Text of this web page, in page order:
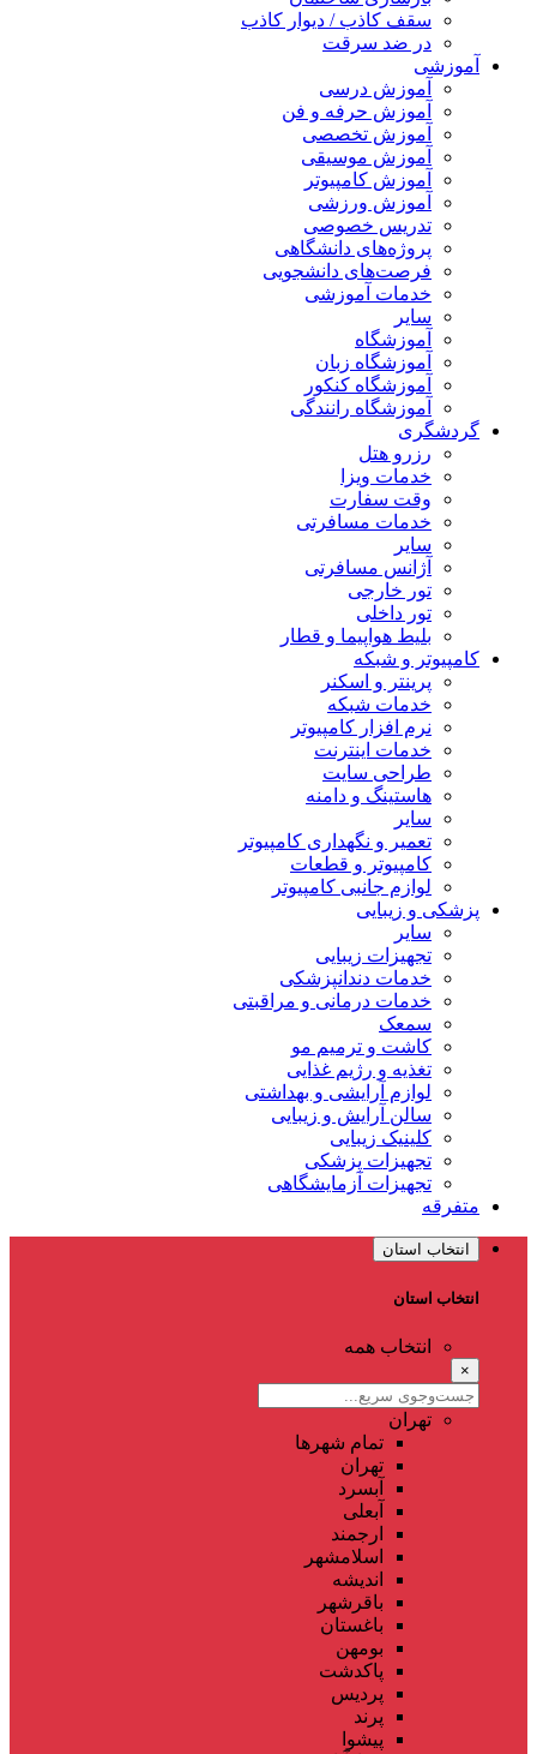
سقف کاذب / دیوار کاذب
در ضد سرقت
آموزشی
آموزش درسی
آموزش حرفه و فن
آموزش تخصصی
آموزش موسیقی
آموزش کامپیوتر
آموزش ورزشی
تدریس خصوصی
پروژه‌های دانشگاهی
فرصت‌های دانشجویی
خدمات آموزشی
سایر
آموزشگاه
آموزشگاه زبان
آموزشگاه کنکور
آموزشگاه رانندگی
گردشگری
رزرو هتل
خدمات ویزا
وقت سفارت
خدمات مسافرتی
سایر
آژانس مسافرتی
تور خارجی
تور داخلی
بلیط هواپیما و قطار
کامپیوتر و شبکه
پرینتر و اسکنر
خدمات شبکه
نرم افزار کامپیوتر
خدمات اینترنت
طراحی سایت
هاستینگ و دامنه
سایر
تعمیر و نگهداری کامپیوتر
کامپیوتر و قطعات
لوازم جانبی کامپیوتر
پزشکی و زیبایی
سایر
تجهیزات زیبایی
خدمات دندانپزشکی
خدمات درمانی و مراقبتی
سمعک
کاشت و ترمیم مو
تغذیه و رژیم غذایی
لوازم آرایشی و بهداشتی
سالن آرایش و زیبایی
کلینیک زیبایی
تجهیزات پزشکی
تجهیزات آزمایشگاهی
متفرقه
انتخاب استان
انتخاب استان
انتخاب همه
×
تهران
تمام شهر‌ها
تهران
آبسرد
آبعلی
ارجمند
اسلامشهر
اندیشه
باقرشهر
باغستان
بومهن
پاکدشت
پردیس
پرند
پیشوا